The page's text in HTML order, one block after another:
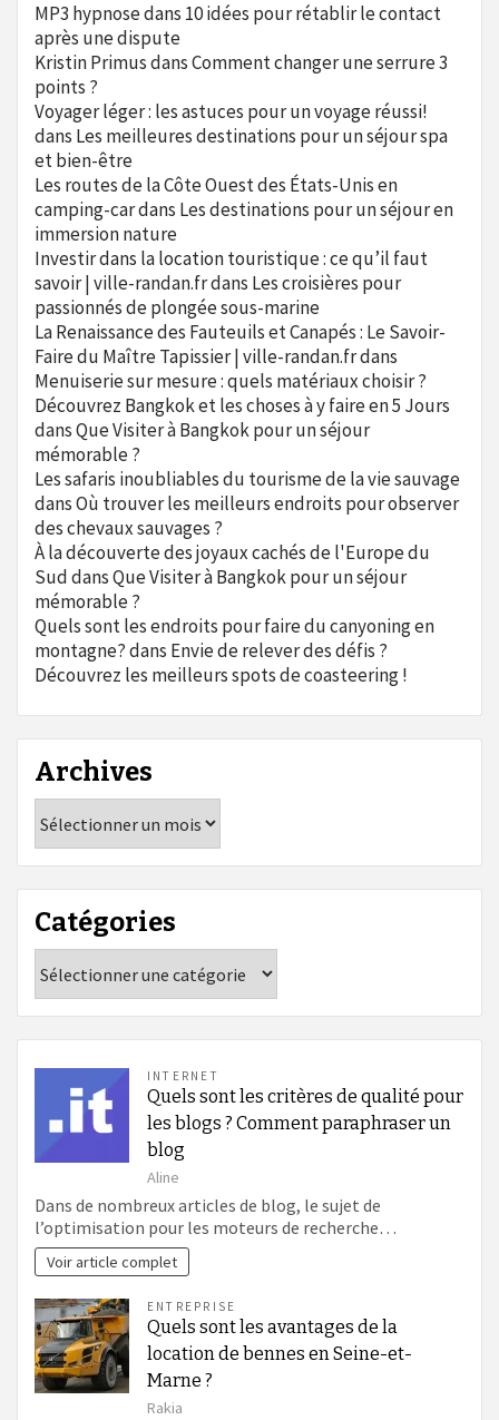
MP3 hypnosedans 10 idées pour rétablir le contact
après une dispute
Kristin PrimusdansComment changer une serrure 3
points ?
Voyager léger : les astuces pour un voyage réussi!
dans Les meilleures destinations pour un séjour spa
et bien-être
Les routes de la Côte Ouest des États-Unis en
camping-cardans Les destinations pour un séjour en
immersion nature
Investir dans la location touristique : ce qu’il faut
savoir | ville-randan.frdans Les croisières pour
passionnés de plongée sous-marine
La Renaissance des Fauteuils et Canapés : Le Savoir-
Faire du Maître Tapissier | ville-randan.frdans
Menuiserie sur mesure : quels matériaux choisir ?
Découvrez Bangkok et les choses à y faire en 5 Jours
dansQue Visiter à Bangkok pour un séjour
mémorable ?
Les safaris inoubliables du tourisme de la vie sauvage
dansOù trouver les meilleurs endroits pour observer
des chevaux sauvages ?
À la découverte des joyaux cachés de l'Europe du
SuddansQue Visiter à Bangkok pour un séjour
mémorable ?
Quels sont les endroits pour faire du canyoning en
montagne?dans Envie de relever des défis ?
Découvrez les meilleurs spots de coasteering !
Archives
Catégories
INTERNET
Quels sont les critères de qualité pour
les blogs ? Comment paraphraser un
blog
Aline
Dans de nombreux articles de blog, le sujet de
l’optimisation pour les moteurs de recherche…
Voir article complet
ENTREPRISE
Quels sont les avantages de la
location de bennes en Seine-et-
Marne ?
Rakia